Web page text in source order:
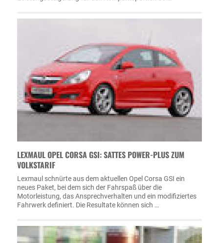
LEXMAUL OPEL CORSA GSI: SATTES POWER-PLUS ZUM
VOLKSTARIF
Lexmaul schnürte aus dem aktuellen Opel Corsa GSI ein
neues Paket, bei dem sich der Fahrspaß über die
Motorleistung, das Ansprechverhalten und ein modifiziertes
Fahrwerk definiert. Die Resultate können sich …